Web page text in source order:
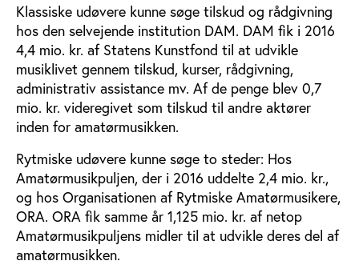
Klassiske udøvere kunne søge tilskud og rådgivning
hos den selvejende institution DAM. DAM fik i 2016
4,4 mio. kr. af Statens Kunstfond til at udvikle
musiklivet gennem tilskud, kurser, rådgivning,
administrativ assistance mv. Af de penge blev 0,7
mio. kr. videregivet som tilskud til andre aktører
inden for amatørmusikken.
Rytmiske udøvere kunne søge to steder: Hos
Amatørmusikpuljen, der i 2016 uddelte 2,4 mio. kr.,
og hos Organisationen af Rytmiske Amatørmusikere,
ORA. ORA fik samme år 1,125 mio. kr. af netop
Amatørmusikpuljens midler til at udvikle deres del af
amatørmusikken.